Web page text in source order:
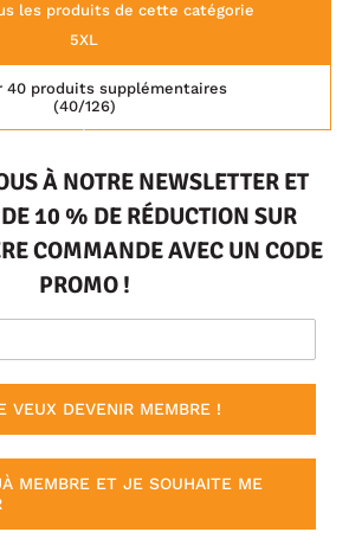
les produits de cette catégorie
5XL
(40/126)
40 produits supplémentaires
À NOTRE NEWSLETTER ET
10 % DE RÉDUCTION SUR
COMMANDE AVEC UN CODE
PROMO !
VEUX DEVENIR MEMBRE !
MEMBRE ET JE SOUHAITE ME